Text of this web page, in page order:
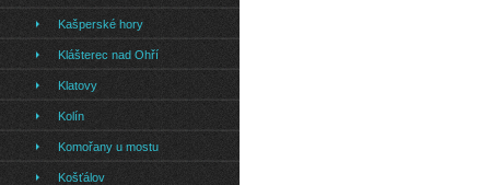
Kašperské hory
Klášterec nad Ohří
Klatovy
Kolín
Komořany u mostu
Košťálov